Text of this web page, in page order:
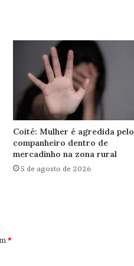
Coité: Mulher é agredida pelo
companheiro dentro de
mercadinho na zona rural
5 de agosto de 2026
*